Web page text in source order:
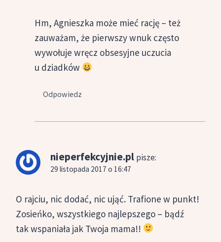
Hm, Agnieszka może mieć rację – też
zauważam, że pierwszy wnuk często
wywołuje wręcz obsesyjne uczucia
u dziadków
Odpowiedz
nieperfekcyjnie.pl pisze:
29 listopada 2017 o 16:47
O rajciu, nic dodać, nic ująć. Trafione w punkt!
Zosieńko, wszystkiego najlepszego – bądź
tak wspaniała jak Twoja mama!!